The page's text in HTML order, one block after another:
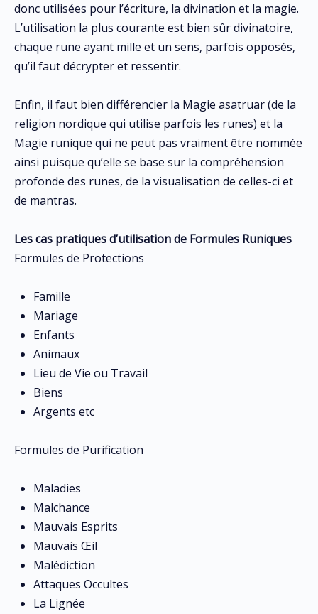
donc utilisées pour l’écriture, la divination et la magie.
L’utilisation la plus courante est bien sûr divinatoire,
chaque rune ayant mille et un sens, parfois opposés,
qu’il faut décrypter et ressentir.
Enfin, il faut bien différencier la Magie asatruar (de la
religion nordique qui utilise parfois les runes) et la
Magie runique qui ne peut pas vraiment être nommée
ainsi puisque qu’elle se base sur la compréhension
profonde des runes, de la visualisation de celles-ci et
de mantras.
Les cas pratiques d’utilisation de Formules Runiques
Formules de Protections
Famille
Mariage
Enfants
Animaux
Lieu de Vie ou Travail
Biens
Argents etc
Formules de Purification
Maladies
Malchance
Mauvais Esprits
Mauvais Œil
Malédiction
Attaques Occultes
La Lignée